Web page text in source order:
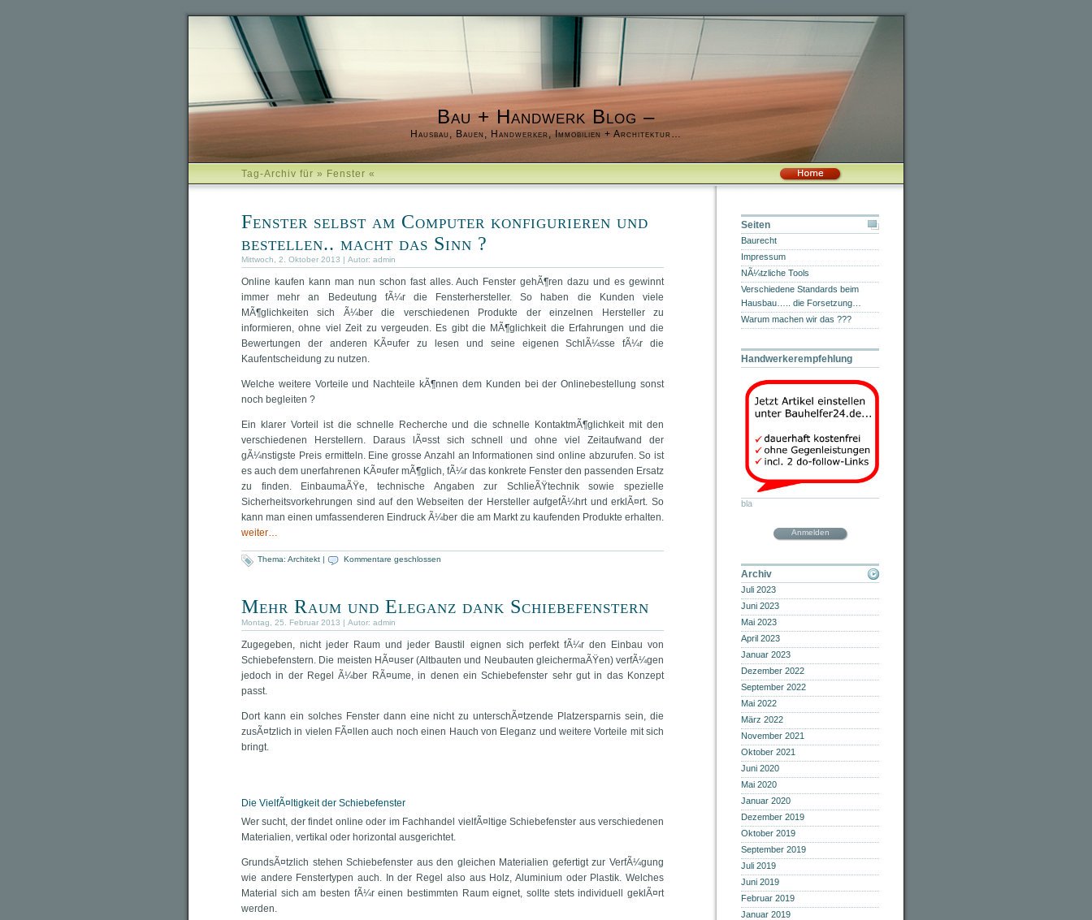
Bau + Handwerk Blog –
Hausbau, Bauen, Handwerker, Immobilien + Architektur…
Tag-Archiv für » Fenster «
Fenster selbst am Computer konfigurieren und
bestellen.. macht das Sinn ?
Mittwoch, 2. Oktober 2013 | Autor: admin
Online kaufen kann man nun schon fast alles. Auch Fenster gehÃ¶ren dazu und es gewinnt
immer mehr an Bedeutung fÃ¼r die Fensterhersteller. So haben die Kunden viele
MÃ¶glichkeiten sich Ã¼ber die verschiedenen Produkte der einzelnen Hersteller zu
informieren, ohne viel Zeit zu vergeuden. Es gibt die MÃ¶glichkeit die Erfahrungen und die
Bewertungen der anderen KÃ¤ufer zu lesen und seine eigenen SchlÃ¼sse fÃ¼r die
Kaufentscheidung zu nutzen.
Welche weitere Vorteile und Nachteile kÃ¶nnen dem Kunden bei der Onlinebestellung sonst
noch begleiten ?
Ein klarer Vorteil ist die schnelle Recherche und die schnelle KontaktmÃ¶glichkeit mit den
verschiedenen Herstellern. Daraus lÃ¤sst sich schnell und ohne viel Zeitaufwand der
gÃ¼nstigste Preis ermitteln. Eine grosse Anzahl an Informationen sind online abzurufen. So ist
es auch dem unerfahrenen KÃ¤ufer mÃ¶glich, fÃ¼r das konkrete Fenster den passenden Ersatz
zu finden. EinbaumaÃŸe, technische Angaben zur SchlieÃŸtechnik sowie spezielle
Sicherheitsvorkehrungen sind auf den Webseiten der Hersteller aufgefÃ¼hrt und erklÃ¤rt. So
kann man einen umfassenderen Eindruck Ã¼ber die am Markt zu kaufenden Produkte erhalten.
weiter…
Thema: Architekt | Kommentare geschlossen
Mehr Raum und Eleganz dank Schiebefenstern
Montag, 25. Februar 2013 | Autor: admin
Zugegeben, nicht jeder Raum und jeder Baustil eignen sich perfekt fÃ¼r den Einbau von
Schiebefenstern. Die meisten HÃ¤user (Altbauten und Neubauten gleichermaÃŸen) verfÃ¼gen
jedoch in der Regel Ã¼ber RÃ¤ume, in denen ein Schiebefenster sehr gut in das Konzept
passt.
Dort kann ein solches Fenster dann eine nicht zu unterschÃ¤tzende Platzersparnis sein, die
zusÃ¤tzlich in vielen FÃ¤llen auch noch einen Hauch von Eleganz und weitere Vorteile mit sich
bringt.
Die VielfÃ¤ltigkeit der Schiebefenster
Wer sucht, der findet online oder im Fachhandel vielfÃ¤ltige Schiebefenster aus verschiedenen
Materialien, vertikal oder horizontal ausgerichtet.
GrundsÃ¤tzlich stehen Schiebefenster aus den gleichen Materialien gefertigt zur VerfÃ¼gung
wie andere Fenstertypen auch. In der Regel also aus Holz, Aluminium oder Plastik. Welches
Material sich am besten fÃ¼r einen bestimmten Raum eignet, sollte stets individuell geklÃ¤rt
werden.
Seiten
Baurecht
Impressum
NÃ¼tzliche Tools
Verschiedene Standards beim
Hausbau….. die Forsetzung…
Warum machen wir das ???
Handwerkerempfehlung
bla
Anmelden
Archiv
Juli 2023
Juni 2023
Mai 2023
April 2023
Januar 2023
Dezember 2022
September 2022
Mai 2022
März 2022
November 2021
Oktober 2021
Juni 2020
Mai 2020
Januar 2020
Dezember 2019
Oktober 2019
September 2019
Juli 2019
Juni 2019
Februar 2019
Januar 2019